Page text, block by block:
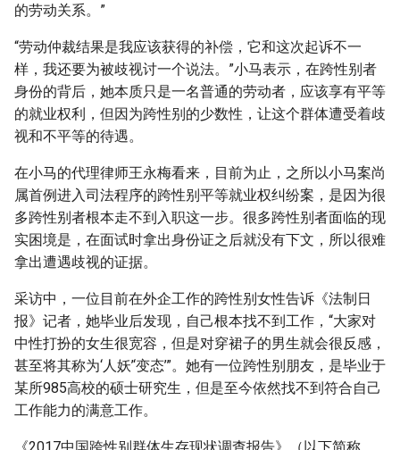
的劳动关系。”
“劳动仲裁结果是我应该获得的补偿，它和这次起诉不一
样，我还要为被歧视讨一个说法。”小马表示，在跨性别者
身份的背后，她本质只是一名普通的劳动者，应该享有平等
的就业权利，但因为跨性别的少数性，让这个群体遭受着歧
视和不平等的待遇。
在小马的代理律师王永梅看来，目前为止，之所以小马案尚
属首例进入司法程序的跨性别平等就业权纠纷案，是因为很
多跨性别者根本走不到入职这一步。很多跨性别者面临的现
实困境是，在面试时拿出身份证之后就没有下文，所以很难
拿出遭遇歧视的证据。
采访中，一位目前在外企工作的跨性别女性告诉《法制日
报》记者，她毕业后发现，自己根本找不到工作，“大家对
中性打扮的女生很宽容，但是对穿裙子的男生就会很反感，
甚至将其称为‘人妖’‘变态’”。她有一位跨性别朋友，是毕业于
某所985高校的硕士研究生，但是至今依然找不到符合自己
工作能力的满意工作。